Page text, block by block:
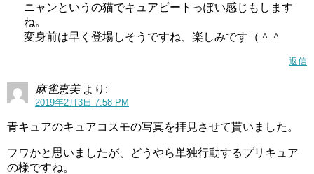
ニャンというの猫でキュアビートっぽい感じもします
ね。
変身前は早く登場しそうですね、楽しみです（＾＾
返信
麻雀恵美 より:
2019年2月3日 7:58 PM
青キュアのキュアコスモの写真を拝見させて貰いました。
フワかと思いましたが、どうやら単独行動するプリキュア
の様ですね。